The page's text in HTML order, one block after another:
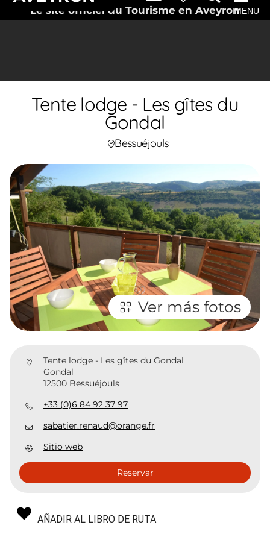
Le site officiel du Tourisme en AveyronMENU
Tente lodge - Les gîtes du
Gondal
Bessuéjouls
Ver más fotos
Tente lodge - Les gîtes du Gondal
Gondal
12500 Bessuéjouls
+33 (0)6 84 92 37 97
sabatier.renaud@orange.fr
Sitio web
Reservar
AÑADIR AL LIBRO DE RUTA